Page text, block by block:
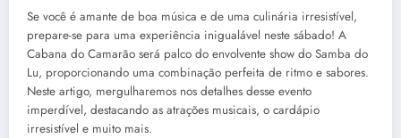
Se você é amante de boa música e de uma culinária irresistível,
prepare-se para uma experiência inigualável neste sábado! A
Cabana do Camarão será palco do envolvente show do Samba do
Lu, proporcionando uma combinação perfeita de ritmo e sabores.
Neste artigo, mergulharemos nos detalhes desse evento
imperdível, destacando as atrações musicais, o cardápio
irresistível e muito mais.